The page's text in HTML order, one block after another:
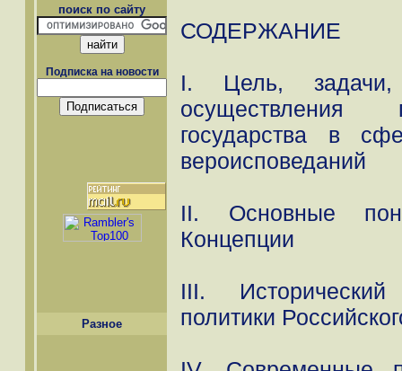
поиск по сайту
Подписка на новости
Разное
СОДЕРЖАНИЕ
I. Цель,
осуществления
государства в
вероисповеданий
II. Основные
Концепции
III.
политики